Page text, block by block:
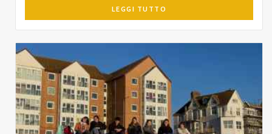
LEGGI TUTTO